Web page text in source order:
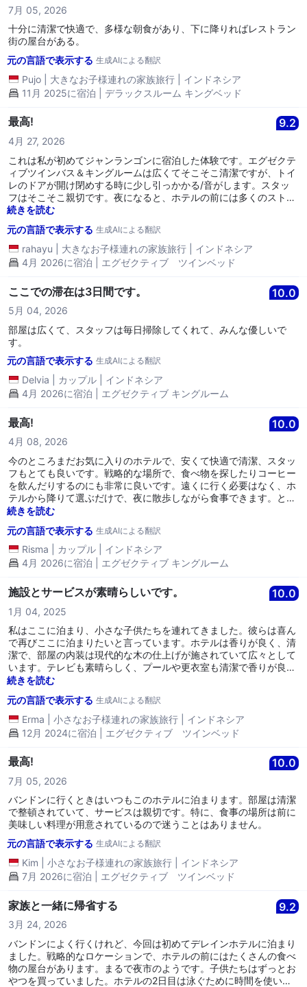
7月 05, 2026
十分に清潔で快適で、多様な朝食があり、下に降りればレストラン
街の屋台がある。
元の言語で表示する 生成AIによる翻訳
Pujo 大きなお子様連れの家族旅行
インドネシア
11月 2025に宿泊 | デラックスルーム キングベッド
最高! 9.2
4月 27, 2026
これは私が初めてジャンランゴンに宿泊した体験です。エグゼクテ
ィブツインバス＆キングルームは広くてそこそこ清潔ですが、トイ
レのドアが開け閉めする時に少し引っかかる/音がします。スタッ
フはそこそこ親切です。夜になると、ホテルの前には多くのストリ
ートフードやレストランが並んでいて、食べ歩きにぴったりです。
今のところ、このホテルはまあまあです。
続きを読む
元の言語で表示する 生成AIによる翻訳
rahayu 大きなお子様連れの家族旅行
インドネシア
4月 2026に宿泊 | エグゼクティブ ツインベッド
ここでの滞在は3日間です。 10.0
5月 04, 2026
部屋は広くて、スタッフは毎日掃除してくれて、みんな優しいで
す。
元の言語で表示する 生成AIによる翻訳
Delvia カップル
インドネシア
4月 2026に宿泊 | エグゼクティブ キングルーム
最高! 10.0
4月 08, 2026
今のところまだお気に入りのホテルで、安くて快適で清潔、スタッ
フもとても良いです。戦略的な場所で、食べ物を探したりコーヒー
を飲んだりするのにも非常に良いです。遠くに行く必要はなく、ホ
テルから降りて選ぶだけで、夜に散歩しながら食事できます。とに
かくおすすめです。
続きを読む
元の言語で表示する 生成AIによる翻訳
Risma カップル
インドネシア
4月 2026に宿泊 | エグゼクティブ キングルーム
施設とサービスが素晴らしいです。 10.0
1月 04, 2025
私はここに泊まり、小さな子供たちを連れてきました。彼らは喜ん
で再びここに泊まりたいと言っています。ホテルは香りが良く、清
潔で、部屋の内装は現代的な木の仕上げが施されていて広々として
います。テレビも素晴らしく、プールや更衣室も清潔で香りが良い
です。プールのスタッフは、子供たちがプールで泳いでいる間、香
上にあり、素晴らしい景色が楽しめます。年末にはバンドンの中心
での花火を見ることもできます。ロケーションは非常に便利で、安
価で多様なストリートフードがあります。朝7時から開いているカ
フェもあり、食べ物を探すのに困りません。ライブ音楽はあまり邪
魔にならず、21時から始まるので、子供たちはすでにぐっすり眠っ
ています。ブラガの近くで手頃な価格で最高の設備のホテルを探し
ている人にとてもおすすめです。DeRainは最高です。
続きを読む
元の言語で表示する 生成AIによる翻訳
Erma 小さなお子様連れの家族旅行
インドネシア
12月 2024に宿泊 | エグゼクティブ ツインベッド
最高! 10.0
7月 05, 2026
バンドンに行くときはいつもこのホテルに泊まります。部屋は清潔
で整頓されていて、サービスは親切です。特に、食事の場所は前に
美味しい料理が用意されているので迷うことはありません。
元の言語で表示する 生成AIによる翻訳
Kim 小さなお子様連れの家族旅行
インドネシア
7月 2026に宿泊 | エグゼクティブ ツインベッド
家族と一緒に帰省する 9.2
3月 24, 2026
バンドンによく行くけれど、今回は初めてデレインホテルに泊まり
ました。戦略的なロケーションで、ホテルの前にはたくさんの食べ
物の屋台があります。まるで夜市のようです。子供たちはずっとお
やつを買っていました。ホテルの2日目は泳ぐために時間を使いま